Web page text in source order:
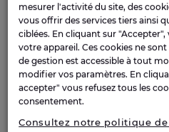
NOS ACTIVITÉS
Cas clients
mesurer l'activité du site, des
vous offrir des services tiers ainsi
ciblées. En cliquant sur
votre appareil. Ces cookies ne
de gestion est accessible à tout
modifier vos paramètres. En
accepter" vous refusez tous les
consentement.
Consultez notre politique